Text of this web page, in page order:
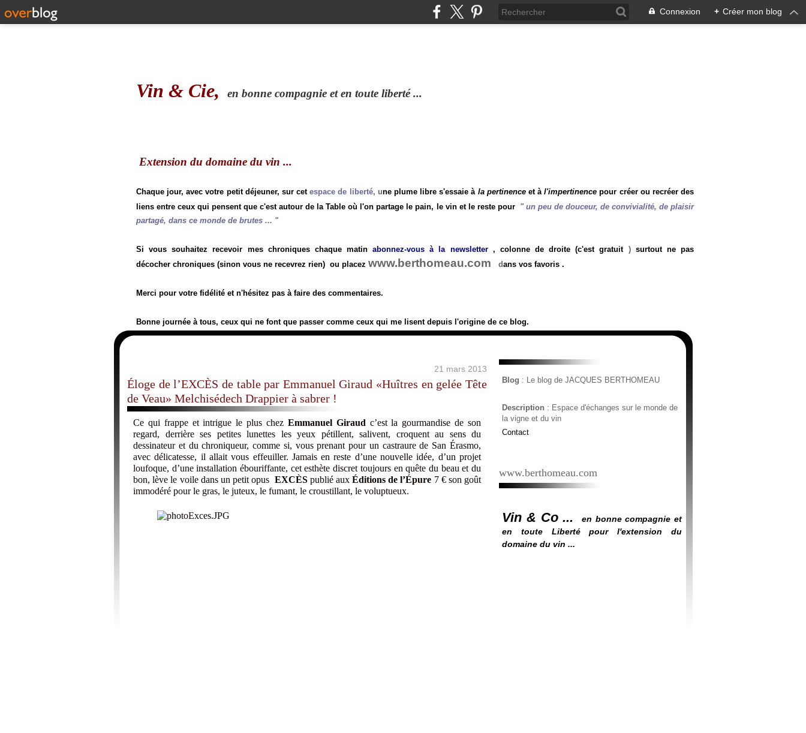
Connexion + Créer mon blog
Vin & Cie, en bonne compagnie et en toute liberté ...
Extension du domaine du vin ...
Chaque jour, avec votre petit déjeuner, sur cetespace de liberté, une plume libre s'essaie à la pertinenceet àl'impertinence pour créer ou recréer des
liens entre ceux qui pensent que c'est autour de la Table où l'on partage le pain, le vin et le reste pour "un peu de douceur, de convivialité, de plaisir
partagé, dans ce monde de brutes ... "
Si vous souhaitez recevoir mes chroniques chaque matinabonnez-vous à la newsletter, colonne de droite (c'est gratuit) surtout ne pas
décocher chroniques (sinon vous ne recevrez rien) ou placez www.berthomeau.com dans vos favoris .
Merci pour votre fidélité et n'hésitez pas à faire des commentaires.
Bonne journée à tous, ceux qui ne font que passer comme ceux qui me lisent depuis l'origine de ce blog.
21 mars 2013
Éloge de l’EXCÈS de table par Emmanuel Giraud «Huîtres en gelée Tête
de Veau» Melchisédech Drappier à sabrer !
Ce qui frappe et intrigue le plus chez Emmanuel Giraud c’est la gourmandise de son
regard, derrière ses petites lunettes les yeux pétillent, salivent, croquent au sens du
dessinateur et du chroniqueur, comme si, vous prenant pour un castraure de San Érasmo,
avec délicatesse, il allait vous effeuiller. Jamais en reste d’une nouvelle idée, d’un projet
loufoque, d’une installation ébouriffante, cet esthète discret toujours en quête du beau et du
bon, lève le voile dans un petit opus EXCÈSpublié aux Éditions de l’Épure 7 € son goût
immodéré pour le gras, le juteux, le fumant, le croustillant, le voluptueux.
Blog : Le blog de JACQUES BERTHOMEAU
Description : Espace d'échanges sur le monde de
la vigne et du vin
Contact
www.berthomeau.com
Vin & Co ...
en bonne compagnie et
en toute Liberté pour l'extension du
domaine du vin ...